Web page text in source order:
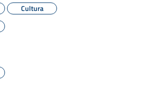
Cultura